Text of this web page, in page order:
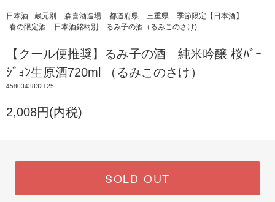
日本酒 蔵元別 森喜酒造場 都道府県 三重県
季節限定【日本酒】
春の限定酒
日本酒銘柄別 るみ子の酒（るみこのさけ)
【クール便推奨】るみ子の酒 純米吟醸 桜ﾊﾞｰ
ｼﾞｮﾝ生原酒720ml （るみこのさけ）
4580343832125
2,008円(内税)
SOLD OUT